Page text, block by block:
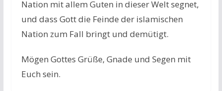
Nation mit allem Guten in dieser Welt segnet,
und dass Gott die Feinde der islamischen
Nation zum Fall bringt und demütigt.
Mögen Gottes Grüße, Gnade und Segen mit
Euch sein.